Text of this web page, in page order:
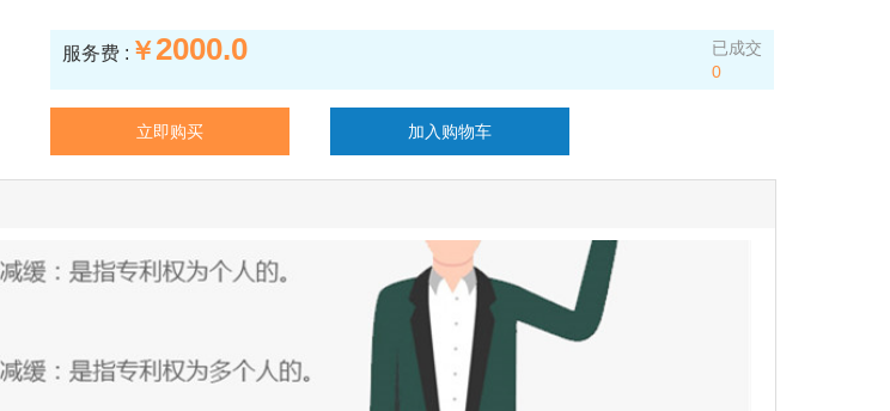
服务费 : ￥2000.0
已成交
0
立即购买 加入购物车